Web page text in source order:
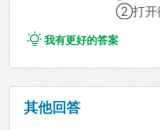
②打开
我有更好的答案
其他回答